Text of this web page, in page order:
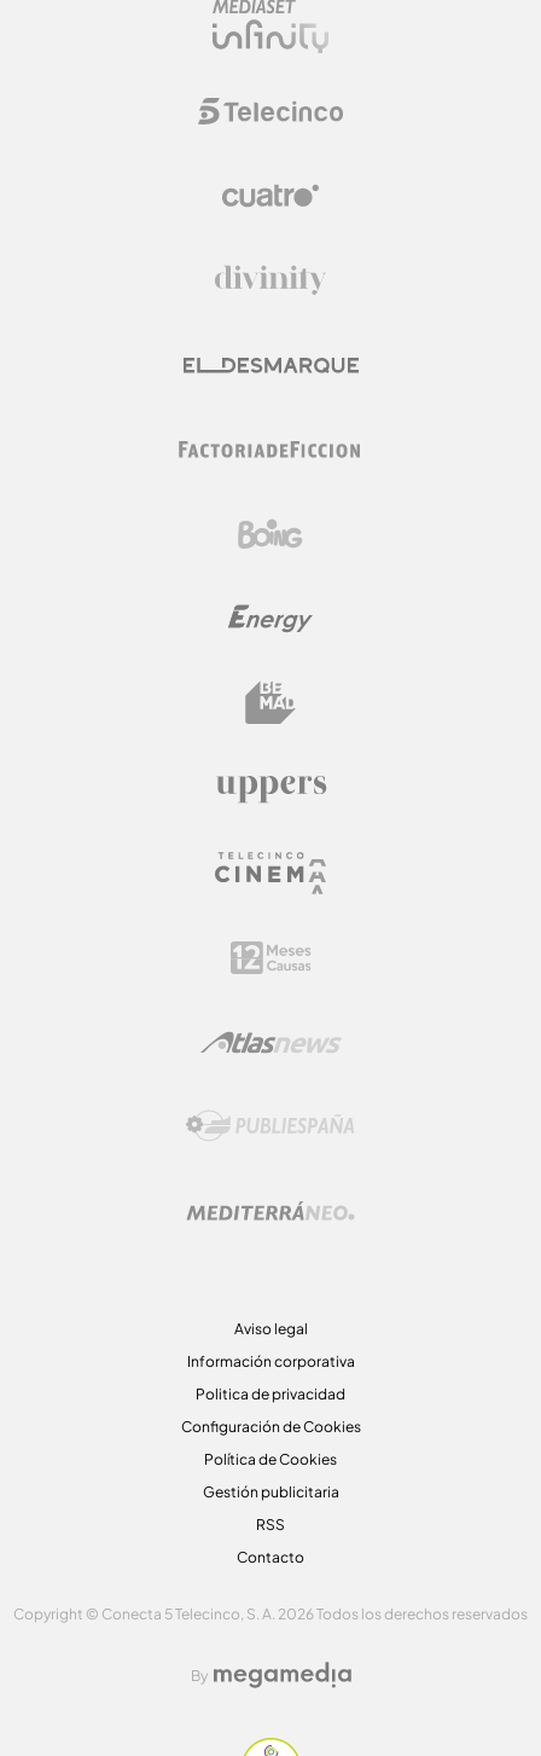
Aviso legal
Información corporativa
Politica de privacidad
Configuración de Cookies
Política de Cookies
Gestión publicitaria
RSS
Contacto
Copyright © Conecta 5 Telecinco, S. A. 2026 Todos los derechos reservados
By